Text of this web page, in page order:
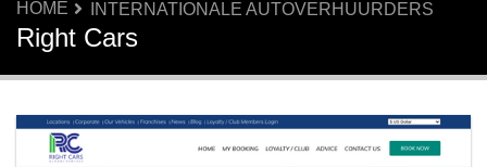
HOME INTERNATIONALE AUTOVERHUURDERS
Right Cars